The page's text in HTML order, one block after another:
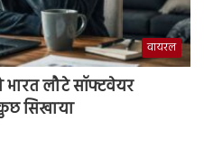
वायरल
भारत लौटे सॉफ्टवेयर
सिखाया